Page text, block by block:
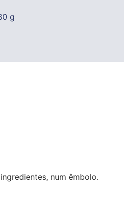
g
num êmbolo.